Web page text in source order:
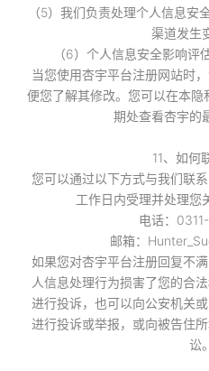
（5）我们负责处理个人信息
渠道发生
（6）个人信息安全影响评
当您使用杏宇平台注册网站时
便您了解其修改。您可以在本隐
期处查看杏宇的
11、如何
您可以通过以下方式与我们联
工作日内受理并处理您
电话：
邮箱：
如果您对杏宇平台注册回复不
人信息处理行为损害了您的合
进行投诉，也可以向公安机关
进行投诉或举报，或向被告住
讼。